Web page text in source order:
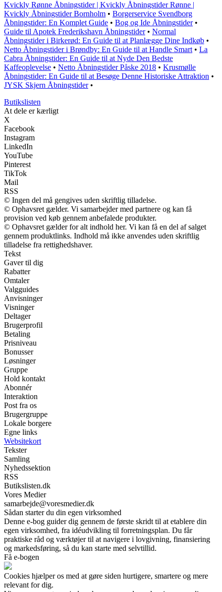
Kvickly Rønne Åbningstider | Kvickly Åbningstider Rønne |
Kvickly Åbningstider Bornholm • Borgerservice Svendborg
Åbningstider: En Komplet Guide • Bog og Ide Åbningstider•
Guide til Apotek Frederikshavn Åbningstider• Normal
Åbningstider i Birkerød: En Guide til at Planlægge Dine Indkøb •
Netto Åbningstider i Brøndby: En Guide til at Handle Smart • La
Cabra Åbningstider: En Guide til at Nyde Den Bedste
Kaffeoplevelse • Netto Åbningstider Påske 2018 • Krusmølle
Åbningstider: En Guide til at Besøge Denne Historiske Attraktion •
JYSK Skjern Åbningstider•
Butikslisten
At dele er kærligt
X
Facebook
Instagram
LinkedIn
YouTube
Pinterest
TikTok
Mail
RSS
© Ingen del må gengives uden skriftlig tilladelse.
© Ophavsret gælder. Vi samarbejder med partnere og kan få
provision ved køb gennem anbefalede produkter.
© Ophavsret gælder for alt indhold her. Vi kan få en del af salget
gennem produktlinks. Indhold må ikke anvendes uden skriftlig
tilladelse fra rettighedshaver.
Tekst
Gaver til dig
Rabatter
Omtaler
Valgguides
Anvisninger
Visninger
Deltager
Brugerprofil
Betaling
Prisniveau
Bonusser
Løsninger
Gruppe
Hold kontakt
Abonnér
Interaktion
Post fra os
Brugergruppe
Lokale borgere
Egne links
Websitekort
Tekster
Samling
Nyhedssektion
RSS
Butikslisten.dk
Vores Medier
samarbejde@voresmedier.dk
Sådan starter du din egen virksomhed
Denne e-bog guider dig gennem de første skridt til at etablere din
egen virksomhed, fra idéudvikling til forretningsplan. Du får
praktiske råd og værktøjer til at navigere i lovgivning, finansiering
og markedsføring, så du kan starte med selvtillid.
Få e-bogen
Cookies hjælper os med at gøre siden hurtigere, smartere og mere
relevant for dig.